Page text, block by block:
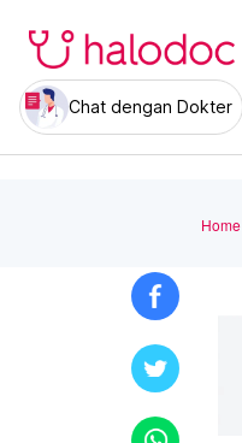
Chat dengan Dokter
Home